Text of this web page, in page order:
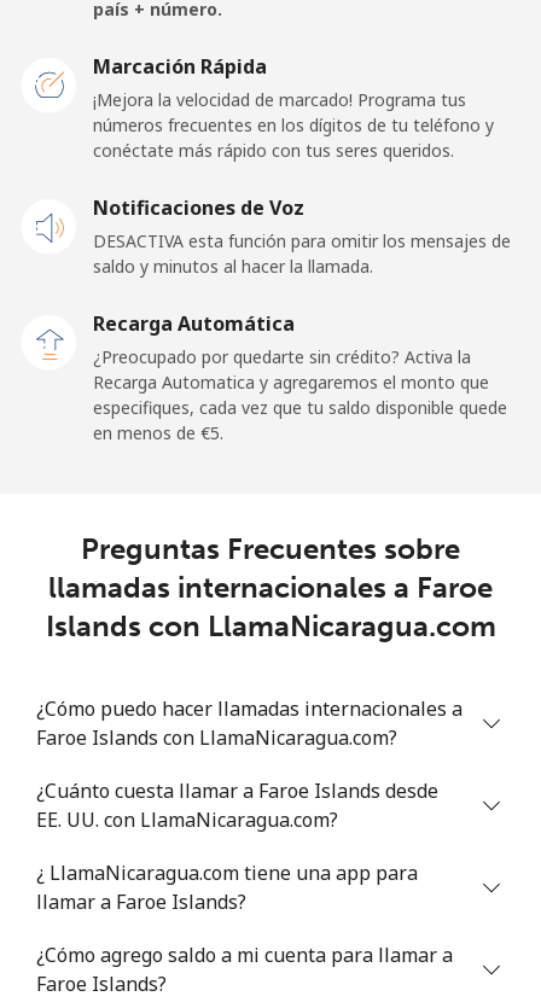
Línea fija ⁦1.5¢⁩ 665 min por ⁦€10⁩
⁦2.3¢⁩ 434 min por ⁦€10⁩
Celular ⁦27.9¢⁩ 35 min por ⁦€10⁩
French Polynesia
Celular ⁦32.9¢⁩ 30 min por ⁦€10⁩
país + número.
Marcación Rápida
¡Mejora la velocidad de marcado! Programa tus
números frecuentes en los dígitos de tu teléfono y
conéctate más rápido con tus seres queridos.
Notificaciones de Voz
DESACTIVA esta función para omitir los mensajes de
saldo y minutos al hacer la llamada.
Recarga Automática
¿Preocupado por quedarte sin crédito? Activa la
Recarga Automatica y agregaremos el monto que
especifiques, cada vez que tu saldo disponible quede
en menos de ⁦€5⁩.
Preguntas Frecuentes sobre
llamadas internacionales a Faroe
Islands con LlamaNicaragua.com
¿Cómo puedo hacer llamadas internacionales a
Faroe Islands con LlamaNicaragua.com?
¿Cuánto cuesta llamar a Faroe Islands desde
EE. UU. con LlamaNicaragua.com?
¿ LlamaNicaragua.com tiene una app para
llamar a Faroe Islands?
¿Cómo agrego saldo a mi cuenta para llamar a
Faroe Islands?